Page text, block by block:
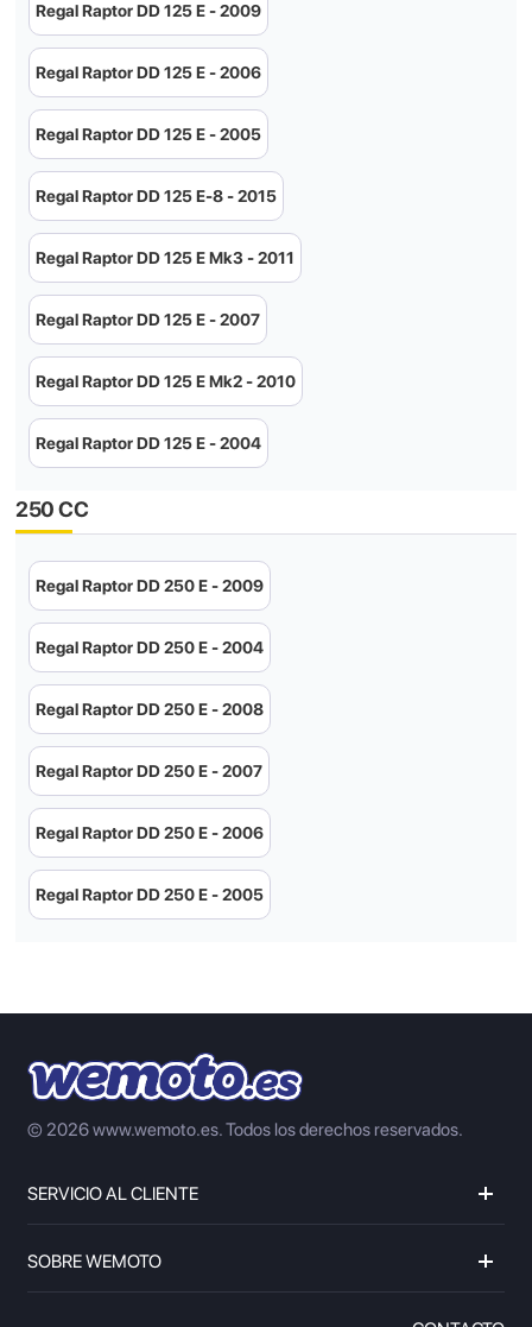
Regal Raptor DD 125 E - 2009
Regal Raptor DD 125 E - 2006
Regal Raptor DD 125 E - 2005
Regal Raptor DD 125 E-8 - 2015
Regal Raptor DD 125 E Mk3 - 2011
Regal Raptor DD 125 E - 2007
Regal Raptor DD 125 E Mk2 - 2010
Regal Raptor DD 125 E - 2004
250 CC
Regal Raptor DD 250 E - 2009
Regal Raptor DD 250 E - 2004
Regal Raptor DD 250 E - 2008
Regal Raptor DD 250 E - 2007
Regal Raptor DD 250 E - 2006
Regal Raptor DD 250 E - 2005
© 2026 www.wemoto.es.Todos los derechos reservados.
SERVICIO AL CLIENTE
SOBRE WEMOTO